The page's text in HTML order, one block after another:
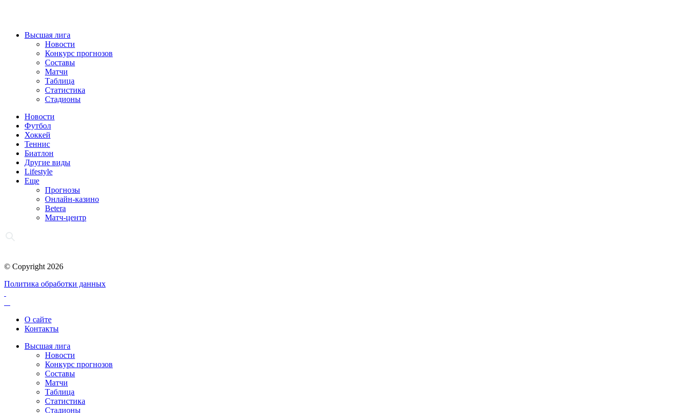
Высшая лига
Новости
Конкурс прогнозов
Составы
Матчи
Таблица
Статистика
Стадионы
Новости
Футбол
Хоккей
Теннис
Биатлон
Другие виды
Lifestyle
Еще
Прогнозы
Онлайн-казино
Betera
Матч-центр
© Copyright 2026
Политика обработки данных
О сайте
Контакты
Высшая лига
Новости
Конкурс прогнозов
Составы
Матчи
Таблица
Статистика
Стадионы